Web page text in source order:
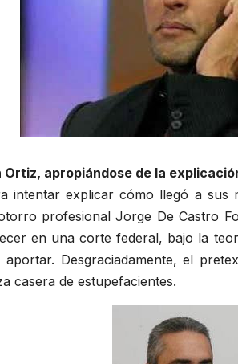
Ortiz, apropiándose de la
intentar explicar cómo llegó a
profesional Jorge De Castro
en una corte federal, bajo la
Desgraciadamente, el
casera de estupefacientes.